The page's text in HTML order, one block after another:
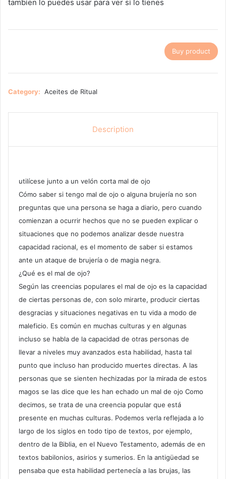
tambien lo puedes usar para ver si lo tienes
Buy product
Category: Aceites de Ritual
Description
utilícese junto a un velón corta mal de ojo
Cómo saber si tengo mal de ojo o alguna brujería no son
preguntas que una persona se haga a diario, pero cuando
comienzan a ocurrir hechos que no se pueden explicar o
situaciones que no podemos analizar desde nuestra
capacidad racional, es el momento de saber si estamos
ante un ataque de brujería o de magia negra.
¿Qué es el mal de ojo?
Según las creencias populares el mal de ojo es la capacidad
de ciertas personas de, con solo mirarte, producir ciertas
desgracias y situaciones negativas en tu vida a modo de
maleficio. Es común en muchas culturas y en algunas
incluso se habla de la capacidad de otras personas de
llevar a niveles muy avanzados esta habilidad, hasta tal
punto que incluso han producido muertes directas. A las
personas que se sienten hechizadas por la mirada de estos
magos se las dice que les han echado un mal de ojo Como
decimos, se trata de una creencia popular que está
presente en muchas culturas. Podemos verla reflejada a lo
largo de los siglos en todo tipo de textos, por ejemplo,
dentro de la Biblia, en el Nuevo Testamento, además de en
textos babilonios, asirios y sumerios. En la antigüedad se
pensaba que esta habilidad pertenecía a las brujas, las